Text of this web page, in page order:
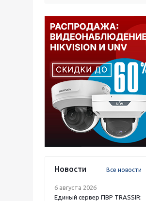
Новости Все новости
6 августа 2026
Единый сервер ПВР TRASSIR: